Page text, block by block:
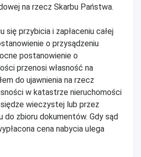
na rzecz Skarbu Państwa.
się przybicia i zapłaceniu całej
o przysądzeniu
postanowienie o
przenosi własność na
do ujawnienia na rzecz
w katastrze nieruchomości
wieczystej lub przez
do zbioru dokumentów. Gdy sąd
cena nabycia ulega